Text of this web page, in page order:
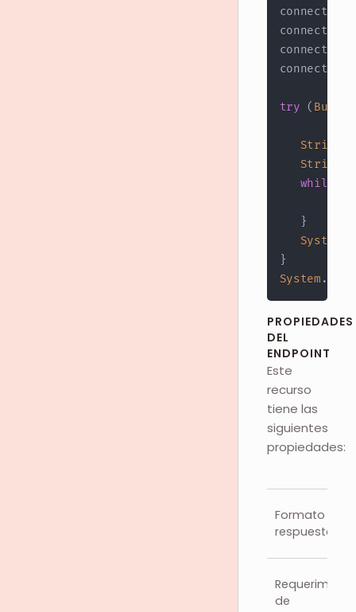
connection
connection
connection
connection
try (
String
while
}
System
}
System .
PROPIEDADES
DEL
ENDPOINT
Este
recurso
tiene las
siguientes
propiedades:
Formato de
respuesta
de